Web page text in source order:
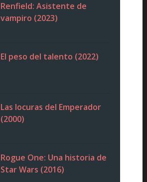
Renfield: Asistente de
vampiro (2023)
El peso del talento (2022)
Las locuras del Emperador
(2000)
Rogue One: Una historia de
Star Wars (2016)